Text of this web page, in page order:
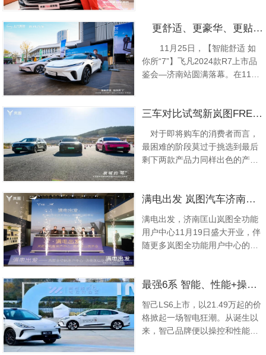
亚运会女子铁饼冠军冯彬敬赠1台
月20日奔腾T90冠军版荣耀上
市，一汽奔腾宣布向26位亚运田
径冠军敬赠奔腾T90冠军...
更舒适、更豪华、更贴心!18.99万起2024款飞凡R7济南区域正式上市
11月25日，【智能舒适 如
你所“7”】飞凡2024款R7上市品
鉴会—济南站圆满落幕。在11月
的喜爱，这也是继广州车展后首
R7正式上市，新车共推出3款车
型，售价1...
三车对比试驾新岚图FREE 谁的驾乘体验更高级、更优雅
对于即将购车的消费者而言，
最困难的阶段莫过于挑选到最后
剩下两款产品力同样出色的产
决所有问题。近日，新岚图
跑马场试驾场地举行，新岚图
FREE以“智”为名约“驾”理想L7、
问界M7等友商竞品，通过零百加
满电出发 岚图汽车济南匡山全功能用户中心正式开业
满电出发，济南匡山岚图全功能
用户中心11月19日盛大开业，伴
随更多岚图全功能用户中心的落
区的渠道完整度与服务能力，进
求。 作为历史悠久的城市，
济南是新能源汽车重点掘力的区
域市场。济南作为都市圈核心城
最强6系 智能、性能+操控 智己LS6道路试驾体验
智己LS6上市，以21.49万起的价
格掀起一场智电狂潮。从诞生以
来，智己品牌便以操控和性能而